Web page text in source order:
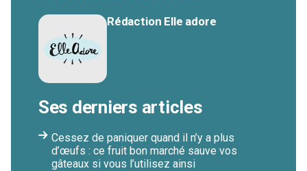
Rédaction Elle adore
Ses derniers articles
Cessez de paniquer quand il n’y a plus
d’œufs : ce fruit bon marché sauve vos
gâteaux si vous l’utilisez ainsi